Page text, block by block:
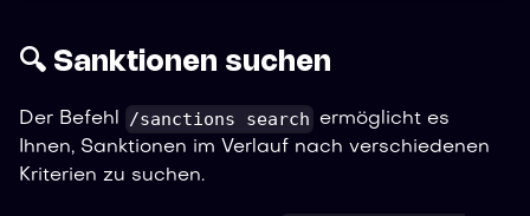
🔍 Sanktionen suchen
Der Befehl /sanctions search ermöglicht es
Ihnen, Sanktionen im Verlauf nach verschiedenen
Kriterien zu suchen.